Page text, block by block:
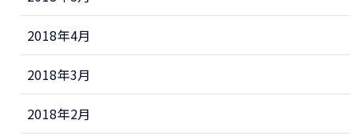
2018年4月
2018年3月
2018年2月